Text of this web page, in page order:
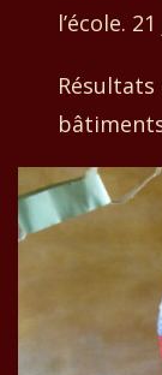
l’école.